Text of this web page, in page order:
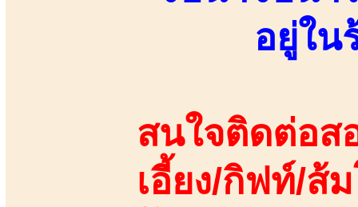
อยู่ใน
สนใจติดต่อส
เอี้ยง/กิฟท์/ส้